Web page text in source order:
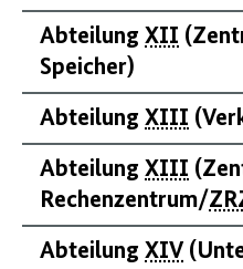
Abteilung XII
Speicher)
Abteilung XIII
Abteilung XIII
Rechenzentrum/
Abteilung XIV